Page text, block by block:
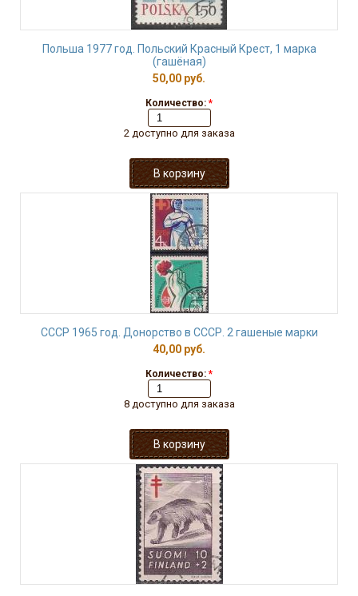
Польша 1977 год. Польский Красный Крест, 1 марка
(гашёная)
50,00 руб.
Количество: *
2 доступно для заказа
СССР 1965 год. Донорство в СССР. 2 гашеные марки
40,00 руб.
Количество: *
8 доступно для заказа